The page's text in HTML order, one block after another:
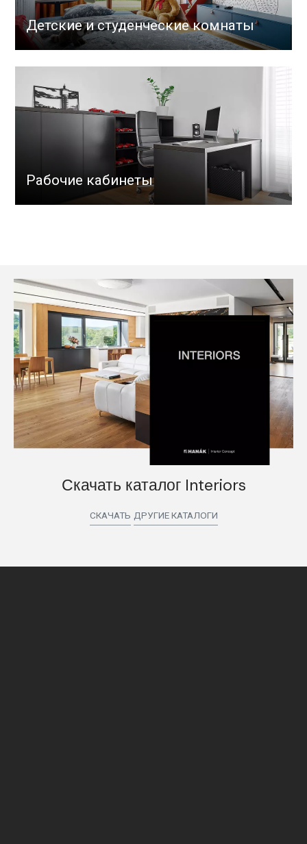
Детские и студенческие комнаты
Рабочие кабинеты
Скачать каталог Interiors
СКАЧАТЬ ДРУГИЕ КАТАЛОГИ